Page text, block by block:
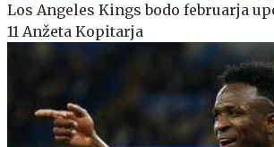
Los Angeles Kings bodo februarja
11 Anžeta Kopitarja